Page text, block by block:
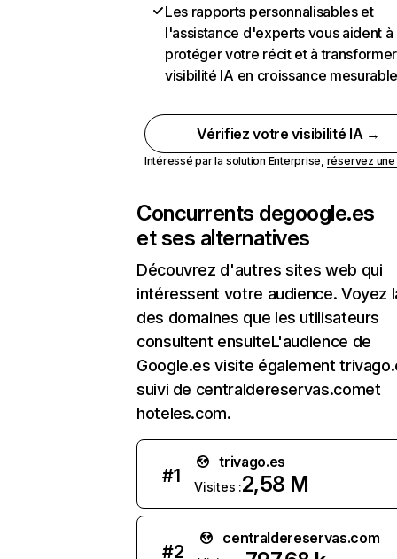
Les rapports personnalisables et
l'assistance d'experts vous aident à
protéger votre récit et à
visibilité IA en croissance
Vérifiez votre visibilité IA →
Intéressé par la solution Enterprise, réservez
Concurrents degoogle.es
et ses alternatives
Découvrez d'autres sites web qui
intéressent votre audience. Voyez
des domaines que les utilisateurs
consultent ensuiteL'audience de
Google.es visite également
suivi de centraldereservas.comet
hoteles.com.
#1
trivago.es
Visites :2,58 M
#2
centraldereservas.com